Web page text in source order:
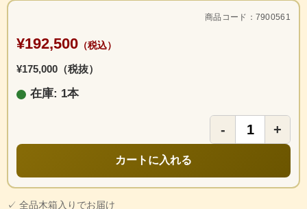
商品コード：7900561
¥192,500 （税込）
¥175,000（税抜）
在庫: 1本
- +
カートに入れる
✓ 全品木箱入りでお届け